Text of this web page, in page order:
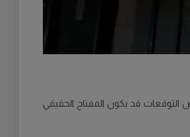
التوقعات قد يكون المفتاح الحقيقي